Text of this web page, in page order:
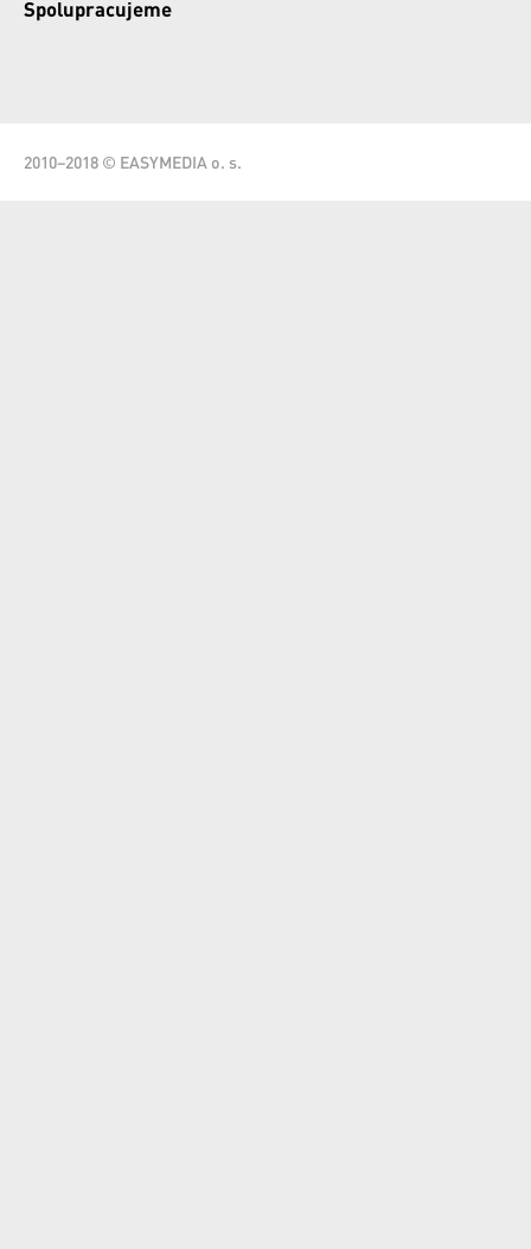
Spolupracujeme
2010–2018 © EASYMEDIA o. s.